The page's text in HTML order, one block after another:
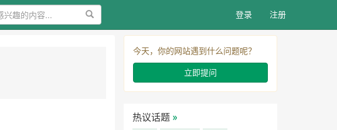
搜索 登录 注册
今天，你的网站遇到什么问题呢？
立即提问
热议话题 »